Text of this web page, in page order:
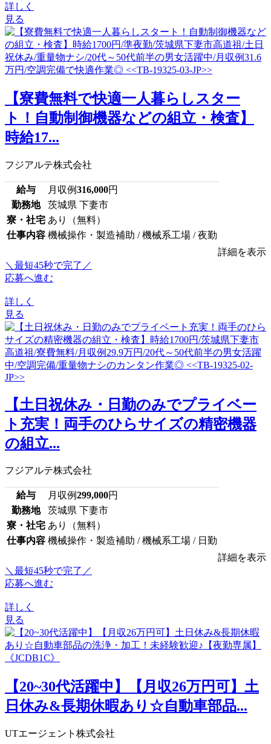
詳しく
見る
【寮費無料で快適一人暮らしスター
ト！自動制御機器などの組立・検査】
時給17...
フジアルテ株式会社
給与 月収例316,000円
勤務地
茨城県 下妻市
寮・社宅 あり（無料）
仕事内容 機械操作・製造補助 / 機械系工場 / 夜勤
詳細を表示
＼最短45秒で完了／
応募へ進む
詳しく
見る
【土日祝休み・日勤のみでプライベー
ト充実！両手のひらサイズの精密機器
の組立...
フジアルテ株式会社
給与 月収例299,000円
勤務地
茨城県 下妻市
寮・社宅 あり（無料）
仕事内容 機械操作・製造補助 / 機械系工場 / 日勤
詳細を表示
＼最短45秒で完了／
応募へ進む
詳しく
見る
【20~30代活躍中】【月収26万円可】土
日休み&長期休暇あり☆自動車部品...
UTエージェント株式会社